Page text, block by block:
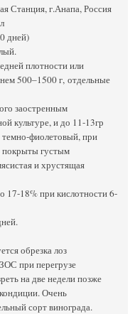
Станция, г.Анапа, Россия
дней)
плотности или
500–1500 г, отдельные
заостренным
культуре, и до 11-13гр
фиолетовый, при
покрыты густым
и хрустящая
17-18% при кислотности 6-
обрезка лоз
при перегрузе
на две недели позже
Очень
сорт винограда.